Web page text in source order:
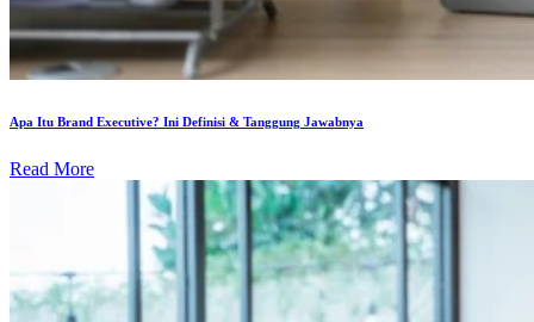
Apa Itu Brand Executive? Ini Definisi & Tanggung Jawabnya
Read More